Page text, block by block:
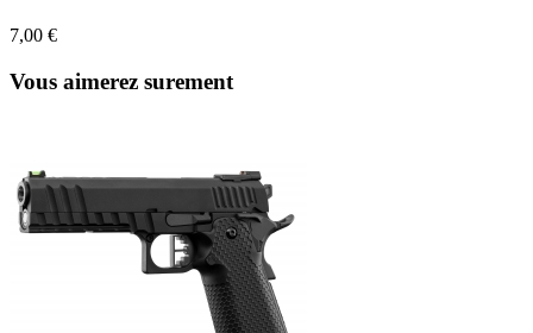
7,00 €
Vous aimerez surement